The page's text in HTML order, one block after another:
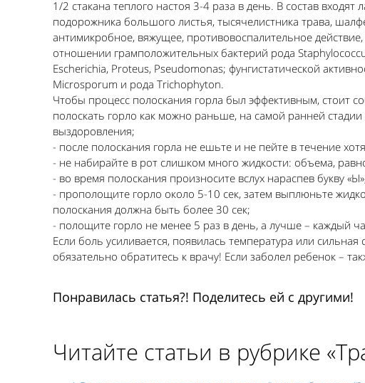
1/2 стакана теплого настоя 3-4 раза в день. В состав
подорожника большого листья, тысячелистника трава,
антимикробное, вяжущее, противовоспалительное
отношении грамположительных бактерий рода
Escherichia, Proteus, Pseudomonas; фунгистатической
Microsporum и рода Trichophyton.
Чтобы процесс полоскания горла был эффективным, стоит
полоскать горло как можно раньше, на самой ранней стадии
выздоровления;
- после полоскания горла не ешьте и не пейте в течение
- не набирайте в рот слишком много жидкости: объема,
- во время полоскания произносите вслух нараспев букву
- прополощите горло около 5-10 сек, затем выплюньте
полоскания должна быть более 30 сек;
- полощите горло не менее 5 раз в день, а лучше – каждый
Если боль усиливается, появилась температура или
обязательно обратитесь к врачу! Если заболел ребенок –
Понравилась статья?! Поделитесь ей с другими!
Читайте статьи в рубрике